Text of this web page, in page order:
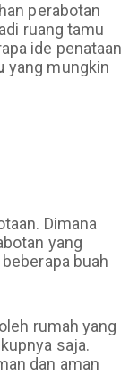
perabotan
ruang tamu
ide penataan
yang mungkin
Dimana
yang
buah
rumah yang
saja.
dan aman